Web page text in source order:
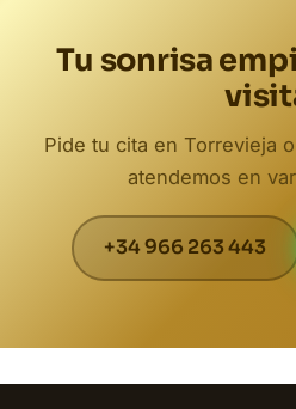
Tu sonrisa
Pide tu cita en Torrevieja
atendemos en
+34 966 263 443